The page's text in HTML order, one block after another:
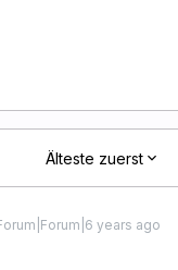
Älteste zuerst
years ago